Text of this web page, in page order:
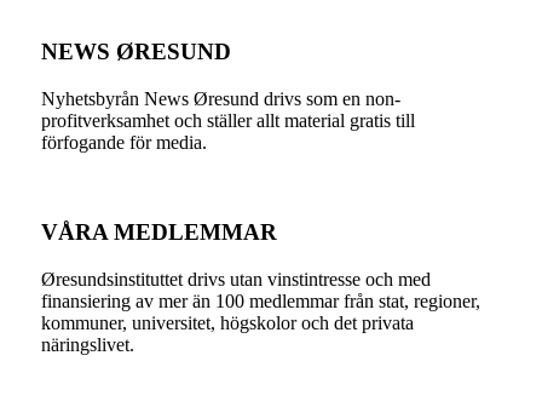
NEWS ØRESUND
Nyhetsbyrån News Øresund drivs som en non-
profitverksamhet och ställer allt material gratis till
förfogande för media.
VÅRA MEDLEMMAR
Øresundsinstituttet drivs utan vinst­intresse och med
finansiering av mer än 100 medlemmar från stat, regioner,
kommuner, universitet, högskolor och det privata
näringslivet.